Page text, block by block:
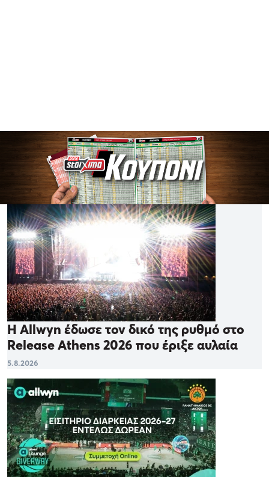
Η Allwyn έδωσε τον δικό της ρυθμό στο
Release Athens 2026 που έριξε αυλαία
5.8.2026